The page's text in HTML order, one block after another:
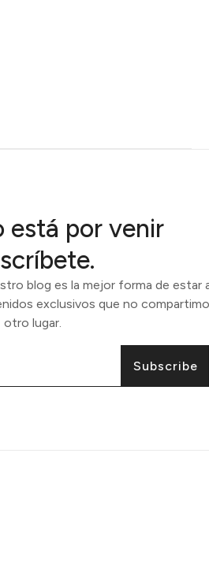
está por venir
blog es la mejor forma de estar
exclusivos que no
otro lugar.
Subscribe